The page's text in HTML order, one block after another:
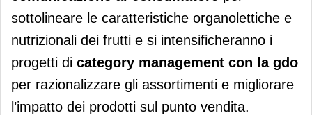
sottolineare le caratteristiche organolettiche e
nutrizionali dei frutti e si intensificheranno i
progetti di category management con la gdo
per razionalizzare gli assortimenti e migliorare
l’impatto dei prodotti sul punto vendita.